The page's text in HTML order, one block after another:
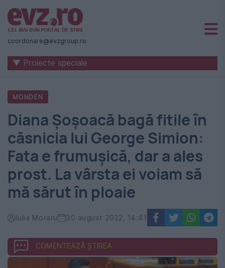
Știri
naționale
internaționale
România
-
Evenimentul
Zilei
coordonare@evzgroup.ro
▼ Proiecte speciale
MONDEN
Diana Șoșoacă bagă fitile în
căsnicia lui George Simion:
Fata e frumușică, dar a ales
prost. La vârsta ei voiam să
mă sărut în ploaie
Iulia Moraru 30 august 2022, 14:41
COMENTEAZĂ ȘTIREA